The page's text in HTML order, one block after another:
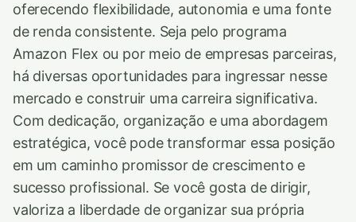
oferecendo flexibilidade, autonomia e uma fonte
de renda consistente. Seja pelo programa
Amazon Flex ou por meio de empresas parceiras,
há diversas oportunidades para ingressar nesse
mercado e construir uma carreira significativa.
Com dedicação, organização e uma abordagem
estratégica, você pode transformar essa posição
em um caminho promissor de crescimento e
sucesso profissional. Se você gosta de dirigir,
valoriza a liberdade de organizar sua própria